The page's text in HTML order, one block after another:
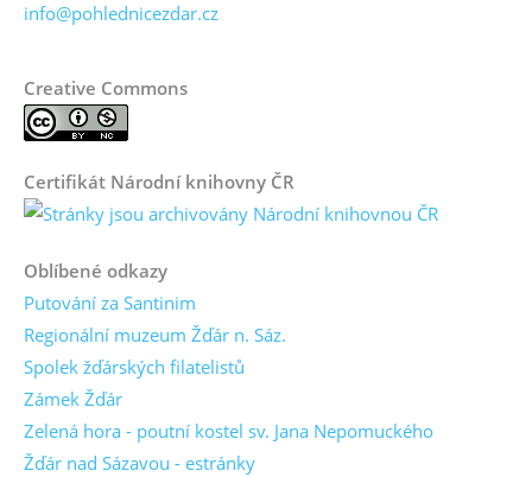
info@pohlednicezdar.cz
Creative Commons
Certifikát Národní knihovny ČR
Oblíbené odkazy
Putování za Santinim
Regionální muzeum Žďár n. Sáz.
Spolek žďárských filatelistů
Zámek Žďár
Zelená hora - poutní kostel sv. Jana Nepomuckého
Žďár nad Sázavou - estránky